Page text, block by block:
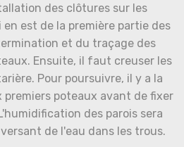
des clôtures sur les
est de la première partie des
et du traçage des
Ensuite, il faut creuser les
Pour poursuivre, il y a la
premiers poteaux avant de fixer
des parois sera
de l'eau dans les trous.